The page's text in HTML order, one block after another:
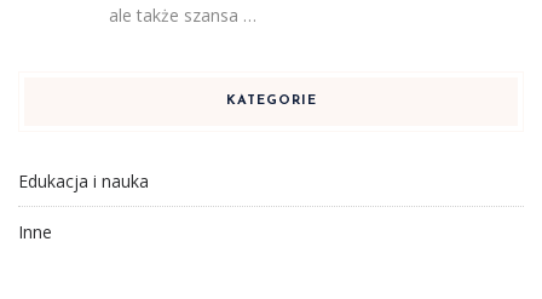
ale także szansa …
KATEGORIE
Edukacja i nauka
Inne